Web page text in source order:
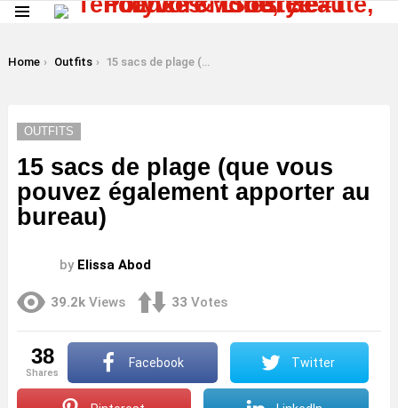
You are here:
Home Outfits 15 sacs de plage (que vous pouvez également apporter au bureau)
OUTFITS
15 sacs de plage (que vous
pouvez également apporter au
bureau)
by Elissa Abod
39.2k Views 33 Votes
38
shares
Facebook Twitter